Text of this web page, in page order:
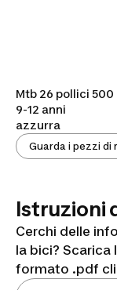
Mtb 26 pollici 500
9-12 anni
azzurra
Guarda i pezzi di
Istruzioni
Cerchi delle
la bici?
formato .pdf